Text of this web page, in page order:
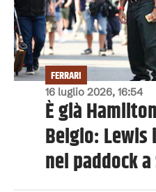
16 luglio 2026, 16:54
FERRARI
È già
Belgio:
nel paddock